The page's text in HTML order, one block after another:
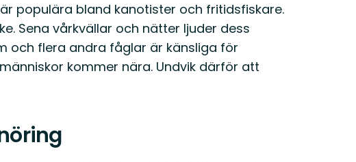
populära bland kanotister och fritidsfiskare.
Sena vårkvällar och nätter ljuder dess
och flera andra fåglar är känsliga för
kommer nära. Undvik därför att